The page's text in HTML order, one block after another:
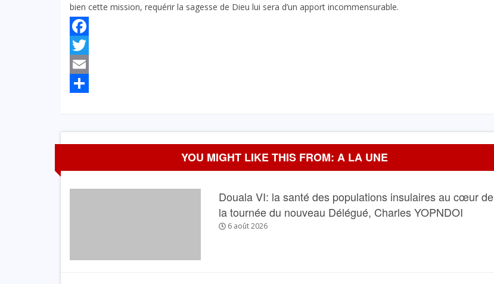
bien cette mission, requérir la sagesse de Dieu lui sera d’un apport incommensurable.
Facebook
Twitter
Email
YOU MIGHT LIKE THIS FROM: A LA UNE
Douala VI: la santé des populations insulaires au cœur de
la tournée du nouveau Délégué, Charles YOPNDOI
6 août 2026